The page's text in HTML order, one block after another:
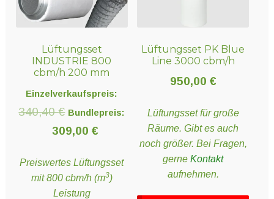
Lüftungsset
INDUSTRIE 800
cbm/h 200 mm
Einzelverkaufspreis:
340,40€ Ursprünglicher
Preis
340,40 €
Bundlepreis:
309,00€Aktueller
ist:
309,00 €.
Preiswertes Lüftungsset
mit 800 cbm/h (m3)
Leistung
Lüftungsset PK Blue
Line 3000 cbm/h
950,00 €
Lüftungsset für große
Räume. Gibt es auch
noch größer. Bei Fragen,
gerneKontakt
aufnehmen.